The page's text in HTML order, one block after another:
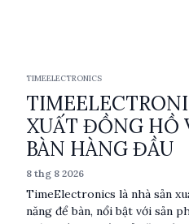
TIMEELECTRONICS
XUẤT ĐỒNG HỒ
BÀN HÀNG ĐẦU
8 thg 8 2026
TimeElectronics là nhà sản
năng để bàn, nổi bật với sản